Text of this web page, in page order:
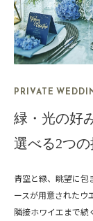
PRIVATE
緑・光の好
選べる2つ
青空と緑、眺望に包
ースが用意されたウ
隣接ホワイエまで続